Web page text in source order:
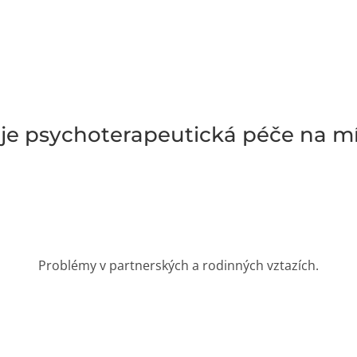
psychoterapeutická péče na
Problémy v partnerských a rodinných vztazích.